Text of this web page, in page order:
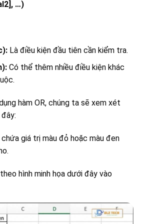
…)
Là điều kiện đầu tiên cần kiểm tra.
Có thể thêm nhiều điều kiện khác
hàm OR, chúng ta sẽ xem xét
giá trị màu đỏ hoặc màu đen
hình minh họa dưới đây vào